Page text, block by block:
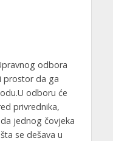
odbora
prostor da ga
odboru će
privrednika,
jednog čovjeka
se dešava u